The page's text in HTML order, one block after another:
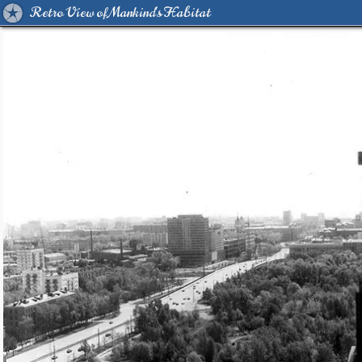
Retro View of Mankind's Habitat